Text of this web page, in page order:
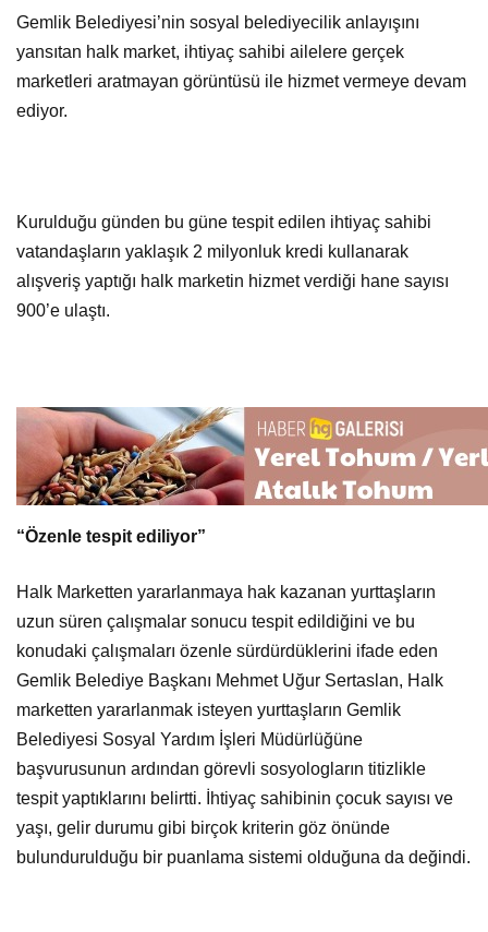
Gemlik Belediyesi’nin sosyal belediyecilik anlayışını
yansıtan halk market, ihtiyaç sahibi ailelere gerçek
marketleri aratmayan görüntüsü ile hizmet vermeye devam
ediyor.
Kurulduğu günden bu güne tespit edilen ihtiyaç sahibi
vatandaşların yaklaşık 2 milyonluk kredi kullanarak
alışveriş yaptığı halk marketin hizmet verdiği hane sayısı
900’e ulaştı.
“Özenle tespit ediliyor”
Halk Marketten yararlanmaya hak kazanan yurttaşların
uzun süren çalışmalar sonucu tespit edildiğini ve bu
konudaki çalışmaları özenle sürdürdüklerini ifade eden
Gemlik Belediye Başkanı Mehmet Uğur Sertaslan, Halk
marketten yararlanmak isteyen yurttaşların Gemlik
Belediyesi Sosyal Yardım İşleri Müdürlüğüne
başvurusunun ardından görevli sosyologların titizlikle
tespit yaptıklarını belirtti. İhtiyaç sahibinin çocuk sayısı ve
yaşı, gelir durumu gibi birçok kriterin göz önünde
bulundurulduğu bir puanlama sistemi olduğuna da değindi.